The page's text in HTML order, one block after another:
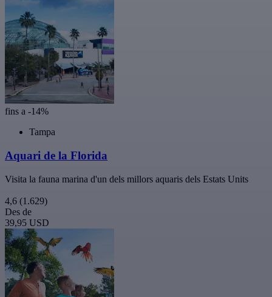
fins a -14%
Tampa
Aquari de la Florida
Visita la fauna marina d'un dels millors aquaris dels Estats Units
4,6 (1.629)
Des de
39,95 USD